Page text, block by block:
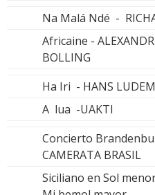
Na Malá Ndé -
Africaine -
BOLLING
Ha Iri - HANS
A lua -UAKTI
Concierto
CAMERATA BRASIL
Siciliano en Sol